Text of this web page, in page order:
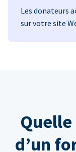
Les donateurs
sur votre site
d’un